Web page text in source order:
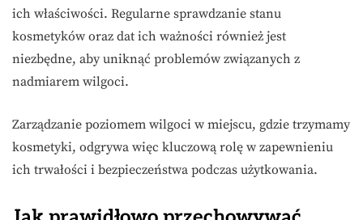
ich właściwości. Regularne sprawdzanie stanu
kosmetyków oraz dat ich ważności również jest
niezbędne, aby uniknąć problemów związanych z
nadmiarem wilgoci.
Zarządzanie poziomem wilgoci w miejscu, gdzie trzymamy
kosmetyki, odgrywa więc kluczową rolę w zapewnieniu
ich trwałości i bezpieczeństwa podczas użytkowania.